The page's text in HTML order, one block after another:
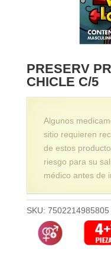
PRESERV
CHICLE C/5
Algunos
sitio requieren
de estos
riesgo para su
médico antes de
SKU: 7502214985805